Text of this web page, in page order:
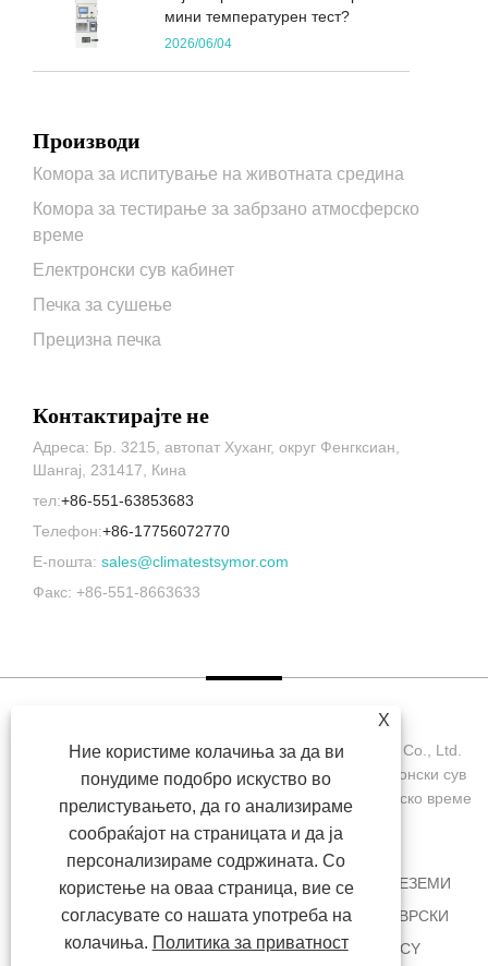
мини температурен тест?
2026/06/04
Производи
Комора за испитување на животната средина
Комора за тестирање за забрзано атмосферско
време
Електронски сув кабинет
Печка за сушење
Прецизна печка
Контактирајте не
Адреса: Бр. 3215, автопат Хуханг, округ Фенгксиан,
Шангај, 231417, Кина
тел:+86-551-63853683
Телефон:+86-17756072770
Е-пошта: sales@climatestsymor.com
Факс: +86-551-8663633
Авторски права © 2022 Symor Instrument Equipment Co., Ltd.
Комора за тестирање на животната средина, електронски сув
кабинет, комора за тестирање за забрзано атмосферско време
Сите права се задржани.
ДОМА ЗА НАС ПРОИЗВОДИ ВЕСТИ
ПРЕЗЕМИ
ИСПРАТИ БАРАЊЕ
КОНТАКТИРАЈТЕ НЕ
ВРСКИ
SITEMAP
RSS XML PRIVACY POLICY
X
Ние користиме колачиња за да ви
понудиме подобро искуство во
прелистувањето, да го анализираме
сообраќајот на страницата и да ја
персонализираме содржината. Со
користење на оваа страница, вие се
согласувате со нашата употреба на
колачиња. Политика за приватност